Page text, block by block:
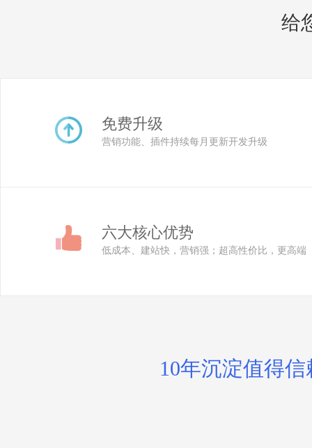
给
免费升级
营销功能、插件持续每月更新开发升级
六大核心优势
低成本、建站快，营销强；超高性价比，更高端
10年沉淀值得